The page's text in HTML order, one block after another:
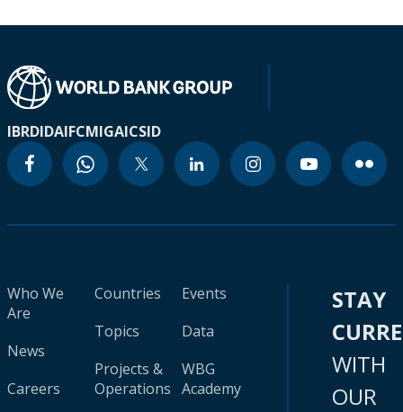
IBRDIDAIFCMIGAICSID
Who We
Are
News
Careers
Countries
Topics
Projects &
Operations
Events
Data
WBG
Academy
STAY
WITH
OUR